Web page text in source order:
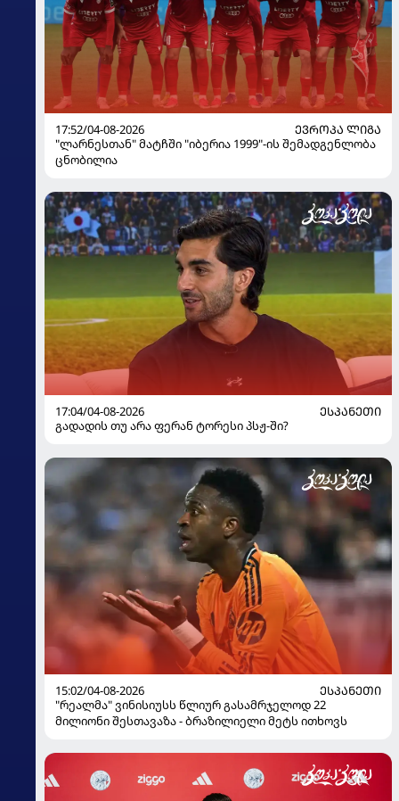
17:52/04-08-2026
ᲔᲕᲠᲝᲞᲐ ᲚᲘᲒᲐ
"ლარნესთან" მატჩში "იბერია 1999"-ის შემადგენლობა
ცნობილია
17:04/04-08-2026
ᲔᲡᲞᲐᲜᲔᲗᲘ
გადადის თუ არა ფერან ტორესი პსჟ-ში?
15:02/04-08-2026
ᲔᲡᲞᲐᲜᲔᲗᲘ
"რეალმა" ვინისიუსს წლიურ გასამრჯელოდ 22
მილიონი შესთავაზა - ბრაზილიელი მეტს ითხოვს